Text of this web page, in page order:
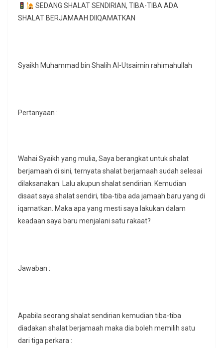
SEDANG SHALAT SENDIRIAN, TIBA-TIBA ADA
SHALAT BERJAMAAH DIIQAMATKAN
Syaikh Muhammad bin Shalih Al-Utsaimin rahimahullah
Pertanyaan :
Wahai Syaikh yang mulia, Saya berangkat untuk shalat
berjamaah di sini, ternyata shalat berjamaah sudah selesai
dilaksanakan. Lalu akupun shalat sendirian. Kemudian
disaat saya shalat sendiri, tiba-tiba ada jamaah baru yang di
iqamatkan. Maka apa yang mesti saya lakukan dalam
keadaan saya baru menjalani satu rakaat?
Jawaban :
Apabila seorang shalat sendirian kemudian tiba-tiba
diadakan shalat berjamaah maka dia boleh memilih satu
dari tiga perkara :